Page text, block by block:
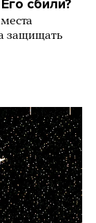
сбили?
защищать